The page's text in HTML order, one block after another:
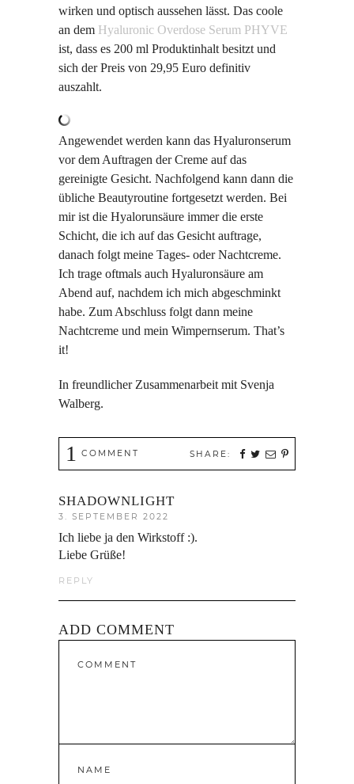
wirken und optisch aussehen lässt. Das coole
an dem Hyaluronic Overdose Serum PHYVE
ist, dass es 200 ml Produktinhalt besitzt und
sich der Preis von 29,95 Euro definitiv
auszahlt.
Angewendet werden kann das Hyaluronserum
vor dem Auftragen der Creme auf das
gereinigte Gesicht. Nachfolgend kann dann die
übliche Beautyroutine fortgesetzt werden. Bei
mir ist die Hyalorunsäure immer die erste
Schicht, die ich auf das Gesicht auftrage,
danach folgt meine Tages- oder Nachtcreme.
Ich trage oftmals auch Hyaluronsäure am
Abend auf, nachdem ich mich abgeschminkt
habe. Zum Abschluss folgt dann meine
Nachtcreme und mein Wimpernserum. That’s
it!
In freundlicher Zusammenarbeit mit Svenja
Walberg.
1 COMMENT SHARE:
SHADOWNLIGHT
3. SEPTEMBER 2022
Ich liebe ja den Wirkstoff :).
Liebe Grüße!
REPLY
ADD COMMENT